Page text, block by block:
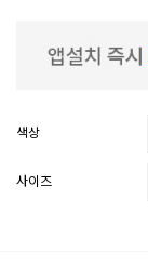
색상
사이즈